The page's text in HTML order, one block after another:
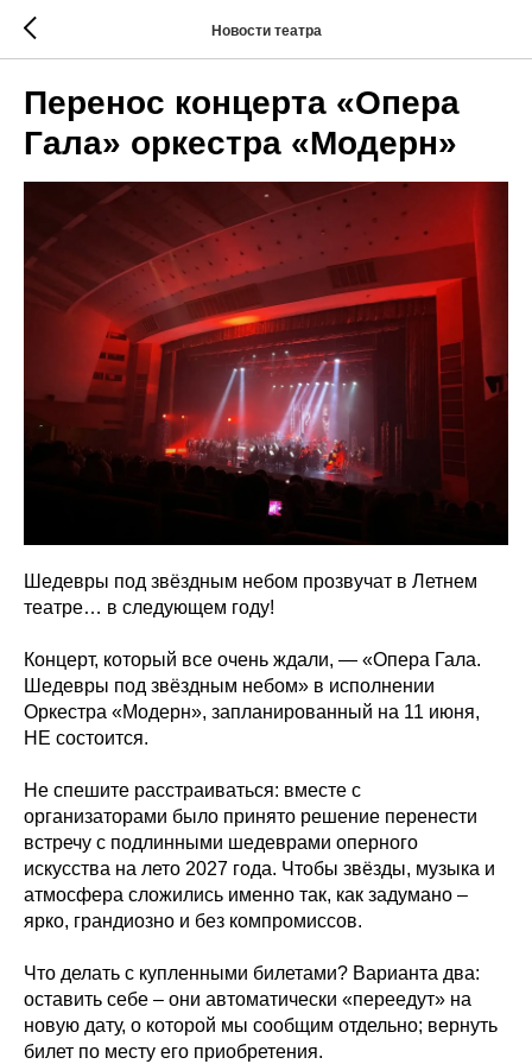
Новости театра
Перенос концерта «Опера
Гала» оркестра «Модерн»
Шедевры под звёздным небом прозвучат в Летнем
театре… в следующем году!
Концерт, который все очень ждали, — «Опера Гала.
Шедевры под звёздным небом» в исполнении
Оркестра «Модерн», запланированный на 11 июня,
НЕ состоится.
Не спешите расстраиваться: вместе с
организаторами было принято решение перенести
встречу с подлинными шедеврами оперного
искусства на лето 2027 года. Чтобы звёзды, музыка и
атмосфера сложились именно так, как задумано –
ярко, грандиозно и без компромиссов.
Что делать с купленными билетами? Варианта два:
оставить себе – они автоматически «переедут» на
новую дату, о которой мы сообщим отдельно; вернуть
билет по месту его приобретения.